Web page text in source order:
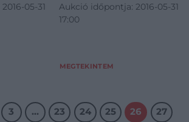
05-31
Aukció időpontja: 2016-05-31
17:00
MEGTEKINTEM
3 … 23 24 25 26
27